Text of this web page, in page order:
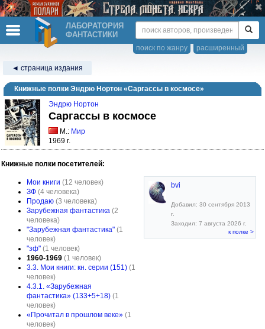
ЛАБОРАТОРИЯ
ФАНТАСТИКИ
расширенный
поиск по жанру
◄ страница издания
Книжные полки Эндрю Нортон «Саргассы в космосе»
Эндрю Нортон
Саргассы в космосе
М.: Мир
1969 г.
Книжные полки посетителей:
Мои книги (12 человек)
ЗФ (4 человека)
Продаю (3 человека)
Зарубежная фантастика (2
человека)
"Зарубежная фантастика" (1
человек)
"зф" (1 человек)
1960-1969 (1 человек)
3.3. Мои книги: кн. серии (151) (1
человек)
4.3.1. «Зарубежная
фантастика» (133+5+18) (1
человек)
«Прочитал в прошлом веке» (1
человек)
bvi
Добавил: 30 сентября 2013
г.
Заходил: 7 августа 2026 г.
к полке >